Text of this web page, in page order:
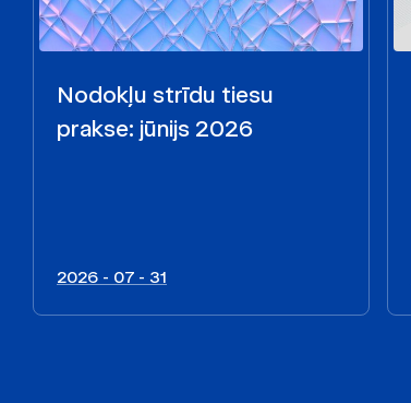
Nodokļu strīdu tiesu
prakse: jūnijs 2026
2026 - 07 - 31